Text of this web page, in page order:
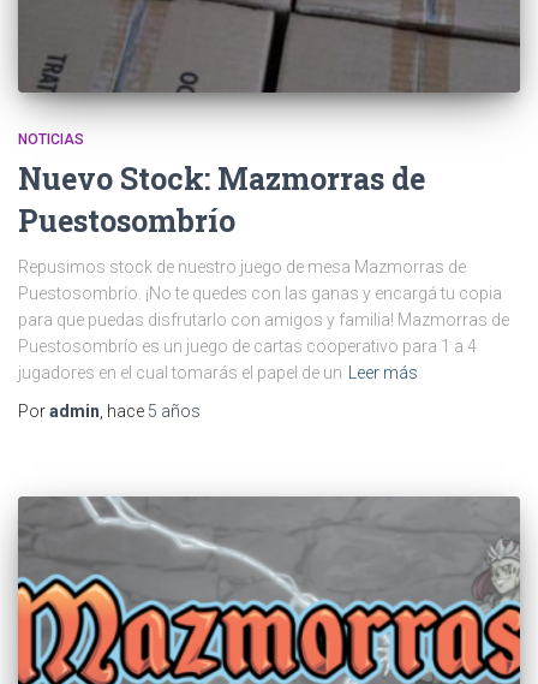
NOTICIAS
Nuevo Stock: Mazmorras de
Puestosombrío
Repusimos stock de nuestro juego de mesa Mazmorras de
Puestosombrío. ¡No te quedes con las ganas y encargá tu copia
para que puedas disfrutarlo con amigos y familia! Mazmorras de
Puestosombrío es un juego de cartas cooperativo para 1 a 4
jugadores en el cual tomarás el papel de un
Leer más
Poradmin , hace 5 años